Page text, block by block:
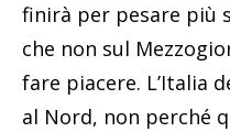
finirà per pesare più
che non sul
fare piacere. L’Italia
al Nord, non perché